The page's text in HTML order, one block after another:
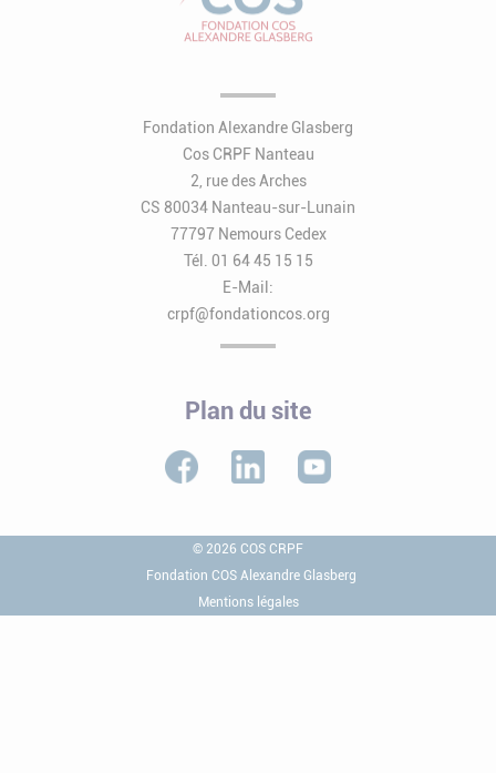
Fondation Alexandre Glasberg
Cos CRPF Nanteau
2, rue des Arches
CS 80034 Nanteau-sur-Lunain
77797 Nemours Cedex
Tél. 01 64 45 15 15
E-Mail:
crpf@fondationcos.org
Plan du site
© 2026 COS CRPF
Fondation COS Alexandre Glasberg
Mentions légales